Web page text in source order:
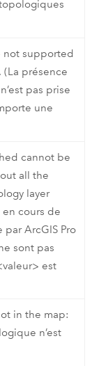
not supported
(La présence
pas prise
une
cannot be
all the
layer
cours de
ArcGIS Pro
sont pas
est
in the map:
n’est